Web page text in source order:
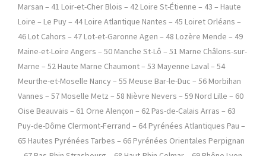
Marsan – 41 Loir-et-Cher Blois – 42 Loire St-Étienne – 43 – Haute
Loire – Le Puy – 44 Loire Atlantique Nantes – 45 Loiret Orléans –
46 Lot Cahors – 47 Lot-et-Garonne Agen – 48 Lozère Mende – 49
Maine-et-Loire Angers – 50 Manche St-Lô – 51 Marne Châlons-sur-
Marne – 52 Haute Marne Chaumont – 53 Mayenne Laval – 54
Meurthe-et-Moselle Nancy – 55 Meuse Bar-le-Duc – 56 Morbihan
Vannes – 57 Moselle Metz – 58 Nièvre Nevers – 59 Nord Lille – 60
Oise Beauvais – 61 Orne Alençon – 62 Pas-de-Calais Arras – 63
Puy-de-Dôme Clermont-Ferrand – 64 Pyrénées Atlantiques Pau –
65 Hautes Pyrénées Tarbes – 66 Pyrénées Orientales Perpignan